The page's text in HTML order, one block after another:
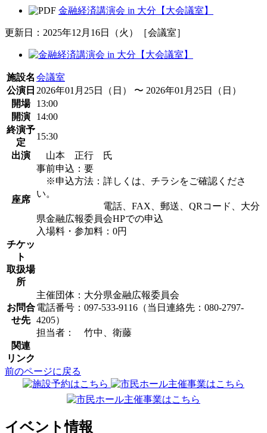
金融経済講演会 in 大分【大会議室】
更新日：2025年12月16日（火）［会議室］
施設名 会議室
公演日 2026年01月25日（日） 〜 2026年01月25日（日）
開場
13:00
開演
14:00
終演予
定
15:30
出演
山本 正行 氏
座席
事前申込：要
※申込方法：詳しくは、チラシをご確認くださ
い。
電話、FAX、郵送、QRコード、大分
県金融広報委員会HPでの申込
入場料・参加料：0円
チケッ
ト
取扱場
所
お問合
せ先
主催団体：大分県金融広報委員会
電話番号：097-533-9116（当日連絡先：080-2797-
4205）
担当者： 竹中、衛藤
関連
リンク
前のページに戻る
イベント情報